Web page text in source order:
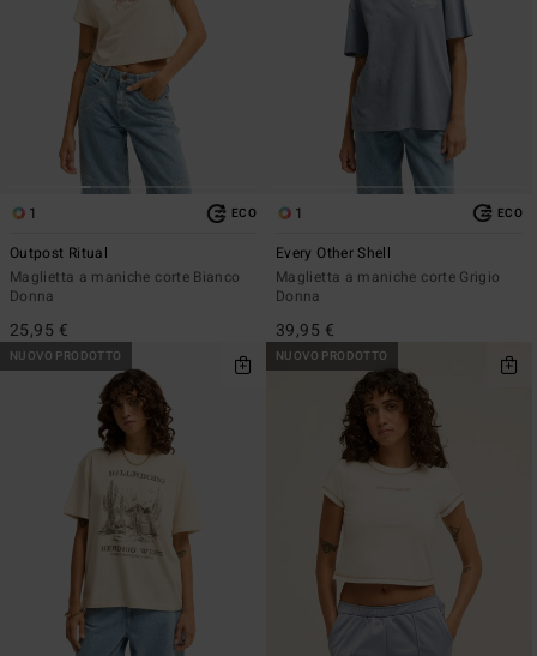
1 ECO
Outpost Ritual
Maglietta a maniche corte Bianco
Donna
25,95 €
1 ECO
Every Other Shell
Maglietta a maniche corte Grigio
Donna
39,95 €
NUOVO PRODOTTO NUOVO PRODOTTO